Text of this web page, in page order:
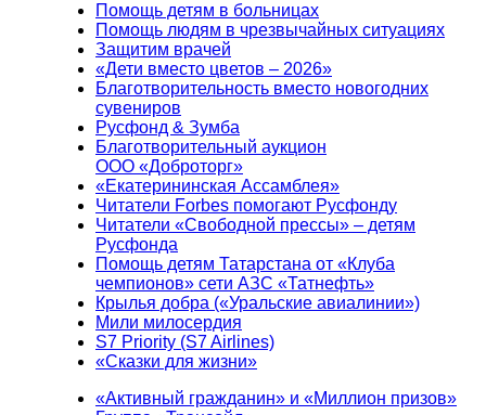
Помощь детям в больницах
Помощь людям в чрезвычайных ситуациях
Защитим врачей
«Дети вместо цветов – 2026»
Благотворительность вместо новогодних
сувениров
Русфонд & Зумба
Благотворительный аукцион
ООО «Доброторг»
«Екатерининская Ассамблея»
Читатели Forbes помогают Русфонду
Читатели «Свободной прессы» – детям
Русфонда
Помощь детям Татарстана от «Клуба
чемпионов» сети АЗС «Татнефть»
Крылья добра («Уральские авиалинии»)
Мили милосердия
S7 Priority (S7 Airlines)
«Сказки для жизни»
«Активный гражданин» и «Миллион призов»